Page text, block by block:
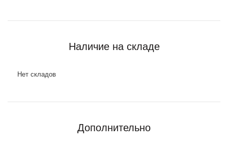
Наличие на складе
Нет складов
Дополнительно